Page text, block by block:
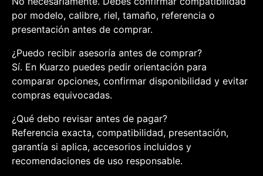
por modelo, calibre, riel, tamaño, referencia o
presentación antes de comprar.
¿Puedo recibir asesoría antes de comprar?
Sí. En Kuarzo puedes pedir orientación para
comparar opciones, confirmar disponibilidad y evitar
compras equivocadas.
¿Qué debo revisar antes de pagar?
Referencia exacta, compatibilidad, presentación,
garantía si aplica, accesorios incluidos y
recomendaciones de uso responsable.